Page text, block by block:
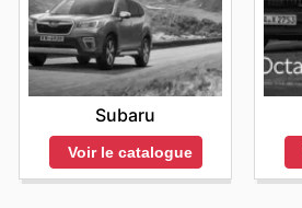
Subaru
Voir le catalogue